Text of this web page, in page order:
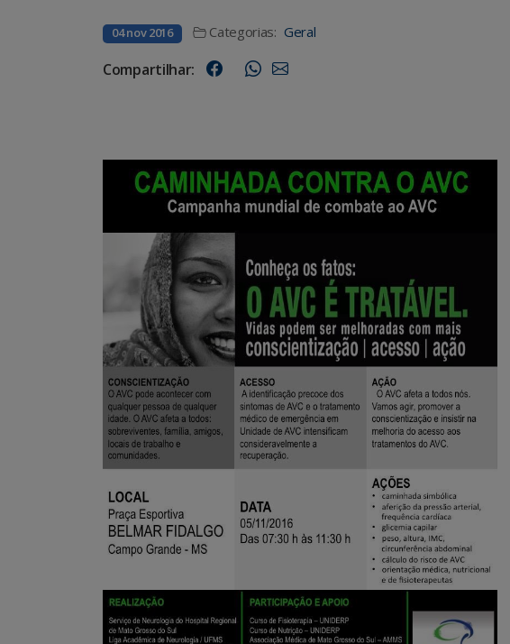
04 nov 2016 Categorias: Geral
Compartilhar: